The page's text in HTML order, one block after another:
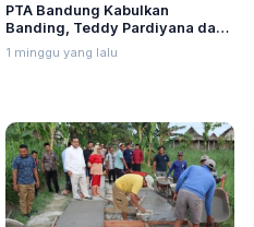
PTA Bandung Kabulkan
Banding, Teddy Pardiyana dan
Bintang Ditetapkan Ahli Waris
Lina Jubaedah
1 minggu yang lalu